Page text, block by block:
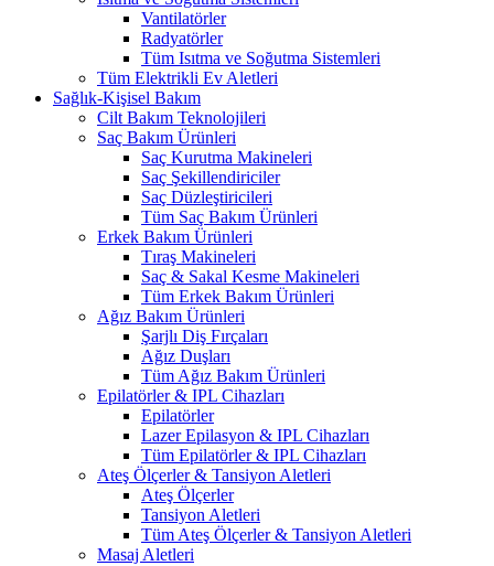
Vantilatörler
Radyatörler
Tüm Isıtma ve Soğutma Sistemleri
Tüm Elektrikli Ev Aletleri
Sağlık-Kişisel Bakım
Cilt Bakım Teknolojileri
Saç Bakım Ürünleri
Saç Kurutma Makineleri
Saç Şekillendiriciler
Saç Düzleştiricileri
Tüm Saç Bakım Ürünleri
Erkek Bakım Ürünleri
Tıraş Makineleri
Saç & Sakal Kesme Makineleri
Tüm Erkek Bakım Ürünleri
Ağız Bakım Ürünleri
Şarjlı Diş Fırçaları
Ağız Duşları
Tüm Ağız Bakım Ürünleri
Epilatörler & IPL Cihazları
Epilatörler
Lazer Epilasyon & IPL Cihazları
Tüm Epilatörler & IPL Cihazları
Ateş Ölçerler & Tansiyon Aletleri
Ateş Ölçerler
Tansiyon Aletleri
Tüm Ateş Ölçerler & Tansiyon Aletleri
Masaj Aletleri